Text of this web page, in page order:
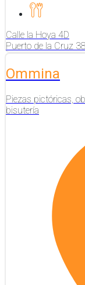
Calle la Hoya 4D
Puerto de la Cruz
Ommina
Piezas pictóricas,
bisutería